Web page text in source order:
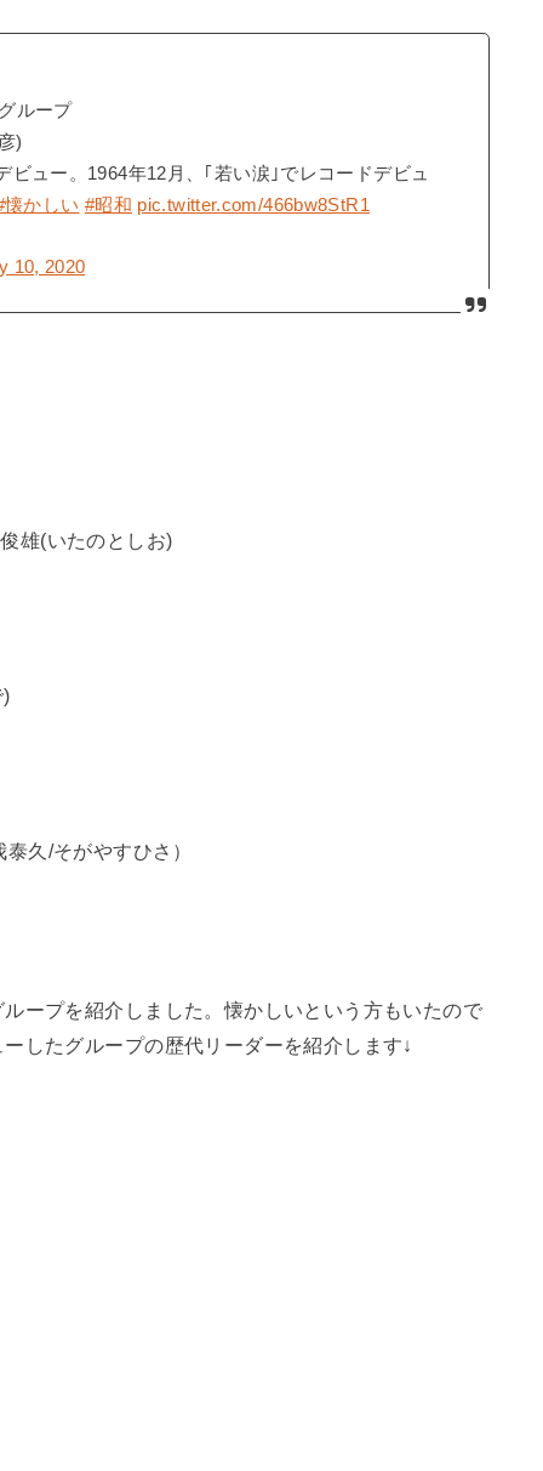
ループ
)
ュー。1964年12月、｢若い涙｣でレコードデビュ
懐かしい #昭和 pic.twitter.com/466bw8StR1
10, 2020
雄(いたのとしお)
久/そがやすひさ）
ープを紹介しました。懐かしいという方もいたので
したグループの歴代リーダーを紹介します↓